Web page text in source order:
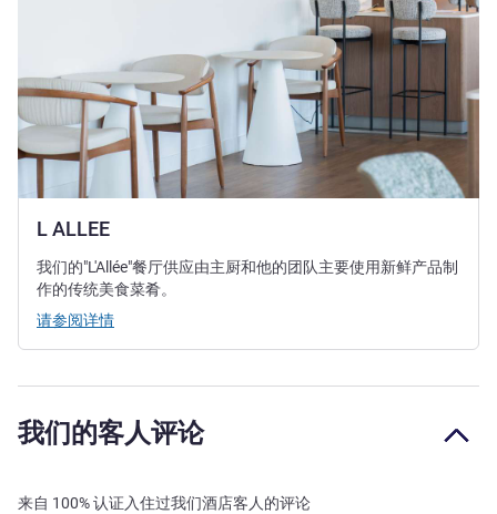
L ALLEE
我们的"L'Allée"餐厅供应由主厨和他的团队主要使用新鲜产品制
作的传统美食菜肴。
请参阅详情
我们的客人评论
来自 100% 认证入住过我们酒店客人的评论